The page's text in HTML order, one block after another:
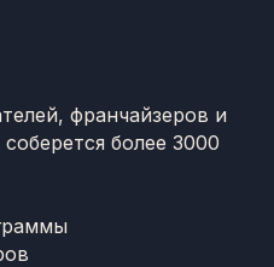
франчайзеров и
более 3000